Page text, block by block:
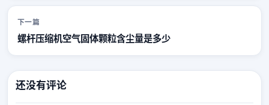
下一篇
螺杆压缩机空气固体颗粒含尘量是多少
还没有评论